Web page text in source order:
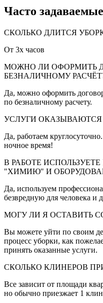
Часто задаваемые
СКОЛЬКО ДЛИТСЯ
От 3х часов
МОЖНО ЛИ ОФОРМИТЬ
БЕЗНАЛИЧНОМУ
Да, можно оформить
по безналичному расчету.
УСЛУГИ ОКАЗЫВАЮТСЯ
Да, работаем
ночное время!
В РАБОТЕ
"ХИМИЮ" И
Да, используем
безвредную для человека
МОГУ ЛИ Я ОСТАВИТЬ
Вы можете уйти по своим
процесс уборки, как
принять оказанные услуги.
СКОЛЬКО КЛИНЕРОВ
Все зависит от площади
но обычно приезжает 1